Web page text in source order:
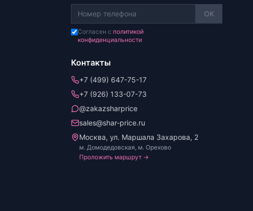
OK
Согласен с политикой
конфиденциальности
Контакты
+7 (499) 647-75-17
+7 (926) 133-07-73
@zakazsharprice
sales@shar-price.ru
Москва, ул. Маршала Захарова, 2
м. Домодедовская, м. Орехово
Проложить маршрут →